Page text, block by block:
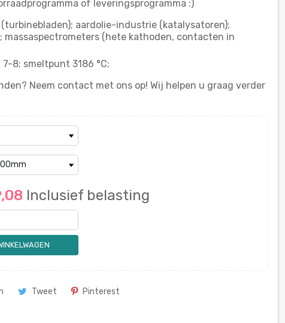
of leveringsprogramma :)
aardolie-industrie (katalysatoren);
massaspectrometers (hete kathoden, contacten in
8; smeltpunt 3186 °C;
Neem contact met ons op! Wij helpen u graag verder
Inclusief belasting
Tweet Pinterest